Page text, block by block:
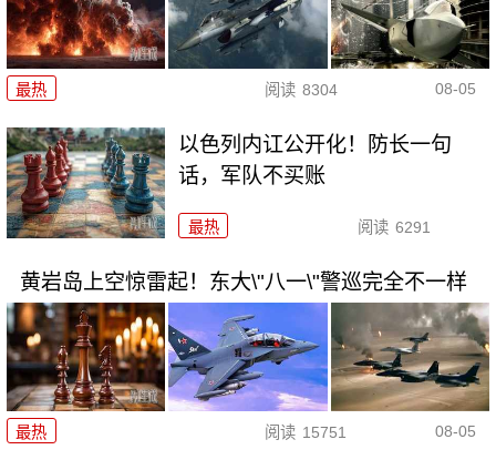
最热 阅读 8304 08-05
以色列内讧公开化！防长一句
话，军队不买账
最热 阅读 6291
黄岩岛上空惊雷起！东大\"八一\"警巡完全不一样
最热 阅读 15751 08-05